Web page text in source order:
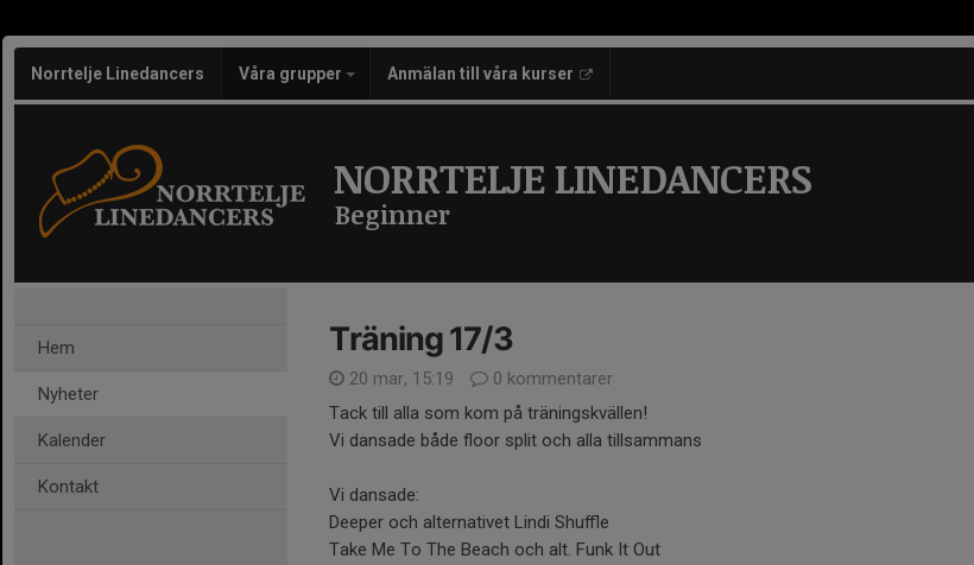
Norrtelje Linedancers Våra grupper Anmälan till våra kurser
NORRTELJE LINEDANCERS
Beginner
Hem
Nyheter
Kalender
Kontakt
Träning 17/3
20 mar, 15:19
0 kommentarer
Tack till alla som kom på träningskvällen!
Vi dansade både floor split och alla tillsammans
Vi dansade:
Deeper och alternativet Lindi Shuffle
Take Me To The Beach och alt. Funk It Out